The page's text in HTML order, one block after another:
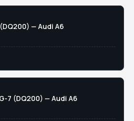
— Audi A6
7 (DQ200) — Audi A6